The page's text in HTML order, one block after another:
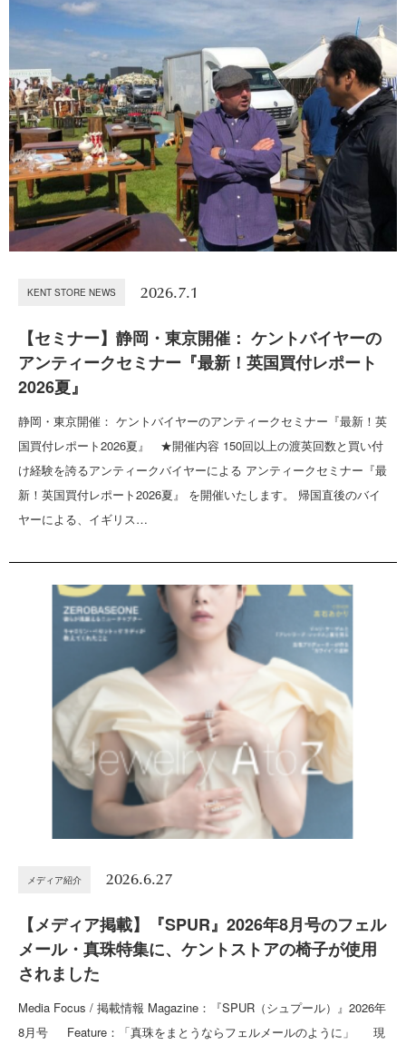
KENT STORE NEWS 2026.7.1
【セミナー】静岡・東京開催： ケントバイヤーの
アンティークセミナー『最新！英国買付レポート
2026夏』
静岡・東京開催： ケントバイヤーのアンティークセミナー『最新！英
国買付レポート2026夏』 ★開催内容 150回以上の渡英回数と買い付
け経験を誇るアンティークバイヤーによる アンティークセミナー『最
新！英国買付レポート2026夏』 を開催いたします。 帰国直後のバイ
ヤーによる、イギリス…
メディア紹介 2026.6.27
【メディア掲載】『SPUR』2026年8月号のフェル
メール・真珠特集に、ケントストアの椅子が使用
されました
Media Focus / 掲載情報 Magazine：『SPUR（シュプール）』2026年
8月号 Feature：「真珠をまとうならフェルメールのように」 現